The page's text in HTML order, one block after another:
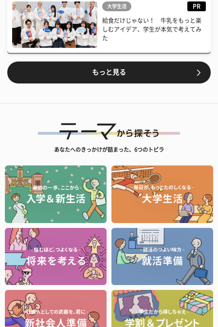
大学生活 PR
給食だけじゃない！ 牛乳をもっと楽
しむアイデア、学生が本気で考えてみ
た
もっと見る
あなたへのきっかけが詰まった、6つのトビラ